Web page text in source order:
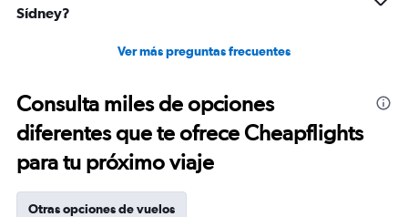
Sídney?
Ver más preguntas frecuentes
Consulta miles de opciones
diferentes que te ofrece Cheapflights
para tu próximo viaje
Otras opciones de vuelos